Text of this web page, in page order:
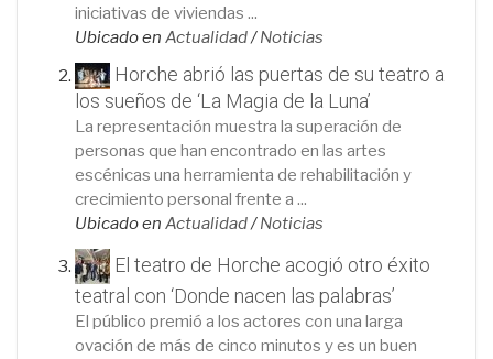
iniciativas de viviendas ...
Ubicado en Actualidad/Noticias
Horche abrió las puertas de su teatro a
los sueños de ‘La Magia de la Luna’
La representación muestra la superación de
personas que han encontrado en las artes
escénicas una herramienta de rehabilitación y
crecimiento personal frente a ...
Ubicado en Actualidad/Noticias
El teatro de Horche acogió otro éxito
teatral con ‘Donde nacen las palabras’
El público premió a los actores con una larga
ovación de más de cinco minutos y es un buen